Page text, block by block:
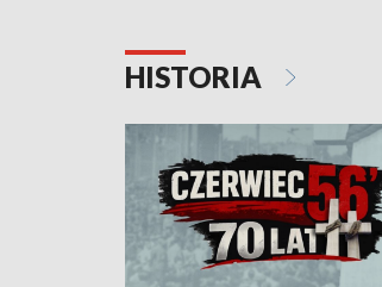
HISTORIA